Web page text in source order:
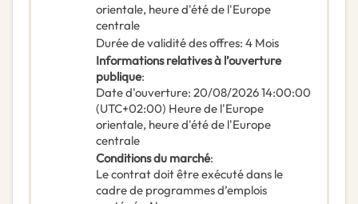
orientale, heure d'été de l'Europe
centrale
Durée de validité des offres: 4 Mois
Informations relatives à l’ouverture
publique:
Date d'ouverture: 20/08/202614:00:00
(UTC+02:00) Heure de l'Europe
orientale, heure d'été de l'Europe
centrale
Conditions du marché:
Le contrat doit être exécuté dans le
cadre de programmes d’emplois